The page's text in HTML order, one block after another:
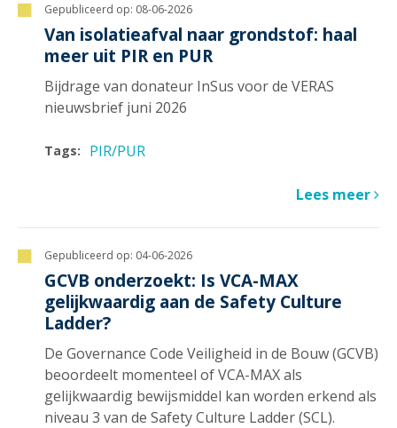
Gepubliceerd op: 08-06-2026
Van isolatieafval naar grondstof: haal
meer uit PIR en PUR
Bijdrage van donateur InSus voor de VERAS
nieuwsbrief juni 2026
Tags: PIR/PUR
Lees meer
Gepubliceerd op: 04-06-2026
GCVB onderzoekt: Is VCA-MAX
gelijkwaardig aan de Safety Culture
Ladder?
De Governance Code Veiligheid in de Bouw (GCVB)
beoordeelt momenteel of VCA-MAX als
gelijkwaardig bewijsmiddel kan worden erkend als
niveau 3 van de Safety Culture Ladder (SCL).